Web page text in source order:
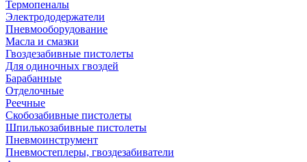
Термопеналы
Электрододержатели
Пневмооборудование
Масла и смазки
Гвоздезабивные пистолеты
Для одиночных гвоздей
Барабанные
Отделочные
Реечные
Скобозабивные пистолеты
Шпилькозабивные пистолеты
Пневмоинструмент
Пневмостеплеры, гвоздезабиватели